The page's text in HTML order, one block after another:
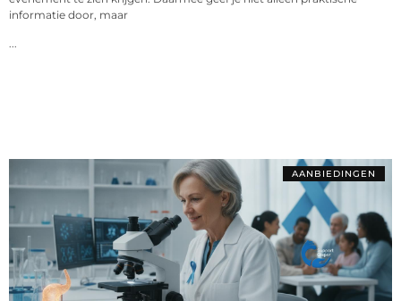
informatie door, maar
...
AANBIEDINGEN